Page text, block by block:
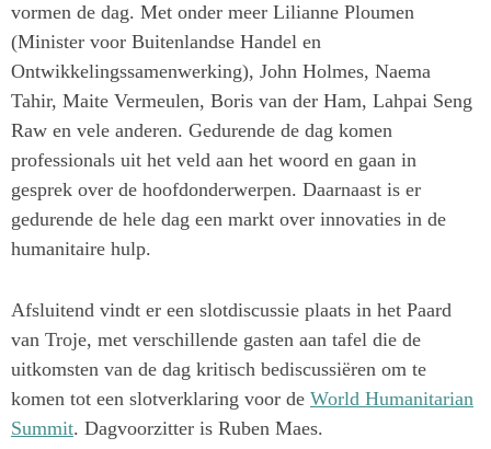
vormen de dag. Met onder meer Lilianne Ploumen
(Minister voor Buitenlandse Handel en
Ontwikkelingssamenwerking), John Holmes, Naema
Tahir, Maite Vermeulen, Boris van der Ham, Lahpai Seng
Raw en vele anderen. Gedurende de dag komen
professionals uit het veld aan het woord en gaan in
gesprek over de hoofdonderwerpen. Daarnaast is er
gedurende de hele dag een markt over innovaties in de
humanitaire hulp.
Afsluitend vindt er een slotdiscussie plaats in het Paard
van Troje, met verschillende gasten aan tafel die de
uitkomsten van de dag kritisch bediscussiëren om te
komen tot een slotverklaring voor de World Humanitarian
Summit. Dagvoorzitter is Ruben Maes.